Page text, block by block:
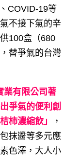
COVID-19等
不接下氣的辛
100盒（680
替爭氣的台灣
有限公司著
爭氣的便利創
柿濃縮飲」
，
抹醬等多元應
色澤，大人小